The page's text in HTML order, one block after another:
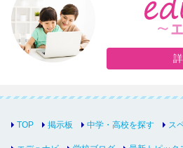
TOP 掲示板 中学・高校を探す ス